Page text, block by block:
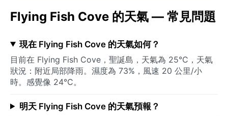
Flying Fish Cove 的天氣 — 常見問題
現在 Flying Fish Cove 的天氣如何？
目前在 Flying Fish Cove，聖誕島，天氣為 25°C，天氣
狀況：附近局部降雨。濕度為 73%，風速 20 公里/小
時。感覺像 24°C。
明天 Flying Fish Cove 的天氣預報？